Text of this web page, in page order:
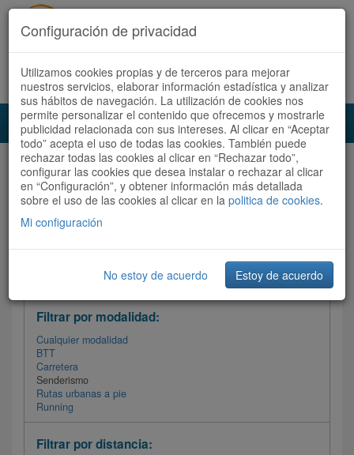
Acceder Registrate ahora Español | Català
Audioruta Todas las rutas
Todas las rutas Ordenar por:Más recientes
Filtrar las rutas
Filtrar por modalidad:
Cualquier modalidad
BTT
Carretera
Senderismo
Rutas urbanas a pie
Running
Filtrar por distancia:
Configuración de privacidad
Utilizamos cookies propias y de terceros para mejorar
nuestros servicios, elaborar información estadística y analizar
sus hábitos de navegación. La utilización de cookies nos
permite personalizar el contenido que ofrecemos y mostrarle
publicidad relacionada con sus intereses. Al clicar en “Aceptar
todo” acepta el uso de todas las cookies. También puede
rechazar todas las cookies al clicar en “Rechazar todo”,
configurar las cookies que desea instalar o rechazar al clicar
en “Configuración”, y obtener información más detallada
sobre el uso de las cookies al clicar en la politica de cookies.
Mi configuración
No estoy de acuerdo Estoy de acuerdo